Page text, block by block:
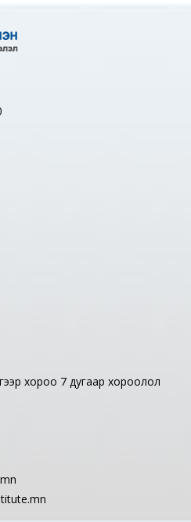
хороо 7 дугаар хороолол